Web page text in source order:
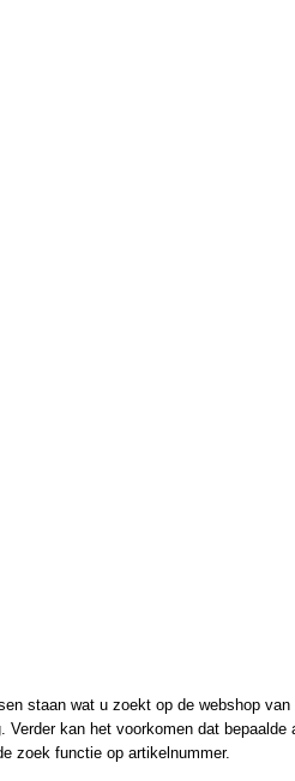
staan wat u zoekt op de webshop
Verder kan het voorkomen dat
zoek functie op artikelnummer.